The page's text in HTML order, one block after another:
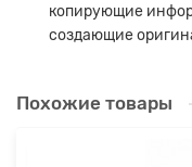
копирующие
создающие
Похожие товары